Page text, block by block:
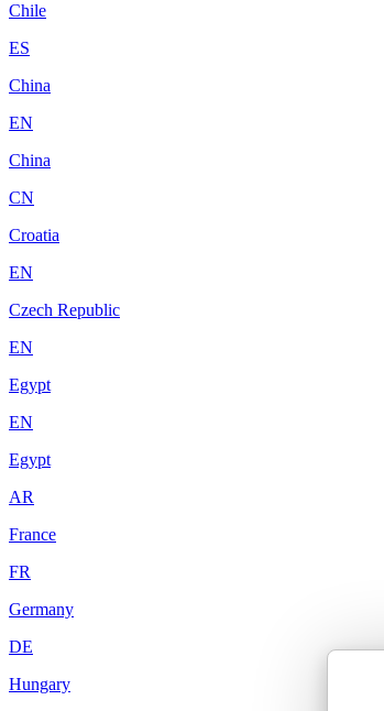
Chile
ES
China
EN
China
CN
Croatia
EN
Czech Republic
EN
Egypt
EN
Egypt
AR
France
FR
Germany
DE
Hungary